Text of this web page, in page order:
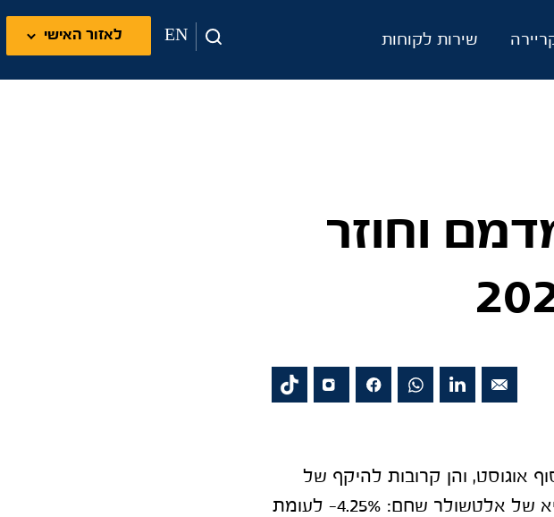
שירות לקוחות EN לאזור האישי
וחוזר
אוגוסט, והן קרובות להיקף של
300 מיליארד שקל. התשואה הגרועה בספטמבר היא של אלטשולר שחם: 4.25%– לעומת